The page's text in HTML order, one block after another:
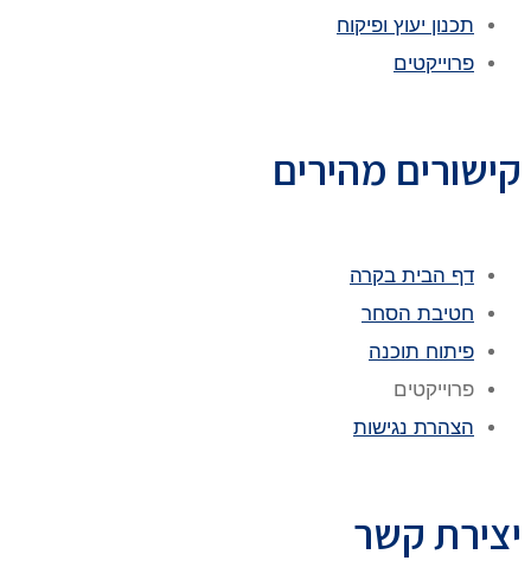
תכנון יעוץ ופיקוח
פרוייקטים
קישורים מהירים
דף הבית בקרה
חטיבת הסחר
פיתוח תוכנה
פרוייקטים
הצהרת נגישות
יצירת קשר